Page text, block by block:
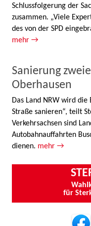
Schlussfolgerung der
zusammen. „Viele
des von der SPD
mehr →
Sanierung
Oberhausen
Das Land NRW wird
Straße sanieren“, teilt
Verkehrsachsen sind
Autobahnauffahrten
dienen. mehr →
für